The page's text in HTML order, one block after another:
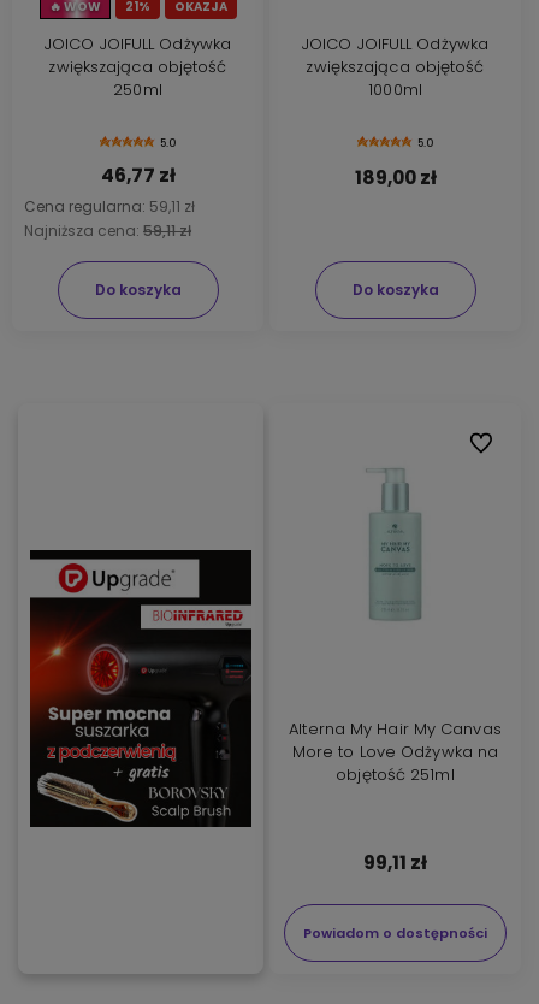
21% OKAZJA
🔥 WOW
JOICO JOIFULL Odżywka
zwiększająca objętość
250ml
5.0
46,77 zł
Cena regularna: 59,11 zł
Najniższa cena: 59,11 zł
Do koszyka
JOICO JOIFULL Odżywka
zwiększająca objętość
1000ml
5.0
189,00 zł
Do koszyka
Alterna My Hair My Canvas
More to Love Odżywka na
objętość 251ml
99,11 zł
Powiadom o dostępności
Do